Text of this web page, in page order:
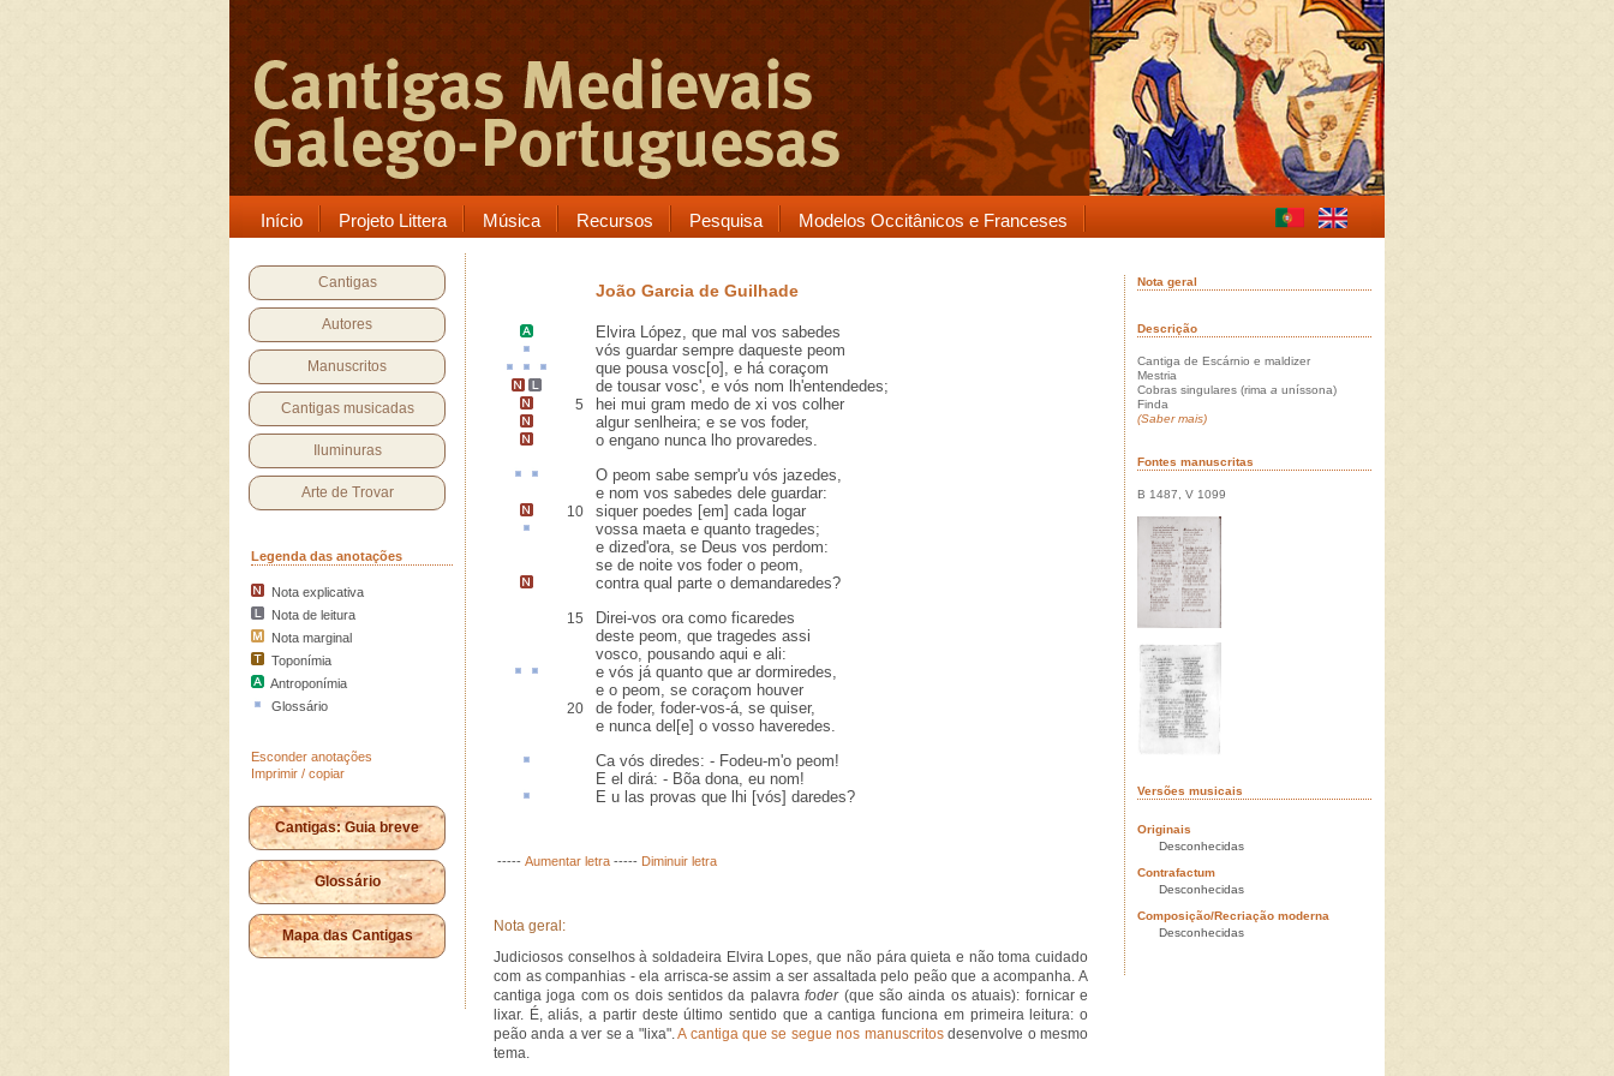
Início Projeto Littera Música Recursos Pesquisa Modelos Occitânicos e Franceses
Cantigas
Autores
Manuscritos
Cantigas musicadas
Iluminuras
Arte de Trovar
Legenda das anotações
Nota explicativa
Nota de leitura
Nota marginal
Toponímia
Antroponímia
Glossário
Esconder anotações
Imprimir / copiar
Cantigas: Guia breve
Glossário
Mapa das Cantigas
João Garcia de Guilhade
Elvira López, que mal vos sabedes
vós guardar sempre daqueste peom
que pousa vosc[o] , e há coraçom
de tousar vosc', e vós nom lh'entendedes;
5 hei mui gram medo de xi vos colher
algur senlheira; e se vos foder,
o engano nunca lho provaredes.
O peom sabe sempr'u vós jazedes,
e nom vos sabedes dele guardar:
10 siquer poedes [em] cada logar
vossa maetae quanto tragedes;
e dized'ora, se Deus vos perdom:
se de noite vos foder o peom,
contra qual parte o demandaredes?
15
Direi-vos ora como ficaredes
deste peom, que tragedes assi
vosco, pousando aqui e ali:
e vós já quanto que ar dormiredes,
e o peom, se coraçom houver
20
de foder, foder-vos-á, se quiser,
e nunca del[e] o vosso haveredes.
Cavós diredes: - Fodeu-m'o peom!
E el dirá: - Bõa dona, eu nom!
E u las provas que lhi [vós] daredes?
----- Aumentar letra ----- Diminuir letra
Nota geral:
Judiciosos conselhos à soldadeira Elvira Lopes, que não pára quieta e não toma cuidado
com as companhias - ela arrisca-se assim a ser assaltada pelo peão que a acompanha. A
cantiga joga com os dois sentidos da palavrafoder(que são ainda os atuais): fornicar e
lixar. É, aliás, a partir deste último sentido que a cantiga funciona em primeira leitura: o
peão anda a ver se a "lixa".A cantiga que se segue nos manuscritosdesenvolve o mesmo
tema.
Nota geral
Descrição
Cantiga de Escárnio e maldizer
Mestria
Cobras singulares (rima a uníssona)
Finda
(Saber mais)
Fontes manuscritas
B 1487, V 1099
Versões musicais
Originais
Desconhecidas
Contrafactum
Desconhecidas
Composição/Recriação moderna
Desconhecidas